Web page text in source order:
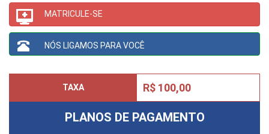
MATRICULE-SE
NÓS LIGAMOS PARA VOCÊ
TAXA R$ 100,00
PLANOS DE PAGAMENTO